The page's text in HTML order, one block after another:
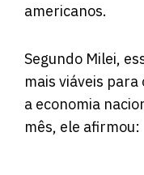
americanos.
Segundo Milei,
mais viáveis
a economia
mês, ele afirmou: